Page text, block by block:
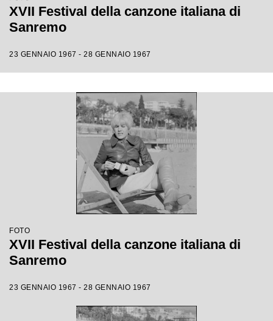
XVII Festival della canzone italiana di
Sanremo
23 GENNAIO 1967 - 28 GENNAIO 1967
FOTO
XVII Festival della canzone italiana di
Sanremo
23 GENNAIO 1967 - 28 GENNAIO 1967